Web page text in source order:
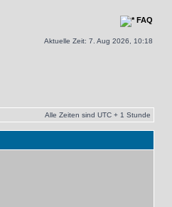
FAQ
Aktuelle Zeit: 7. Aug 2026, 10:18
Alle Zeiten sind UTC + 1 Stunde